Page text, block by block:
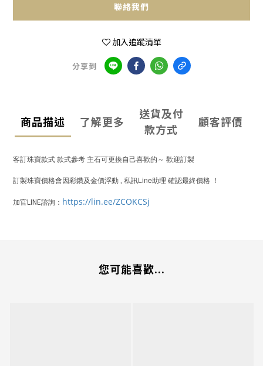
聯絡我們
加入追蹤清單
分享到
商品描述 了解更多
送貨及付
款方式
顧客評價
客訂珠寶款式 款式參考 主石可更換自己喜歡的～ 歡迎訂製
訂製珠寶價格會因彩鑽及金價浮動 , 私訊Line助理 確認最終價格 ！
加官LINE諮詢： https://lin.ee/ZCOKCSj
您可能喜歡...